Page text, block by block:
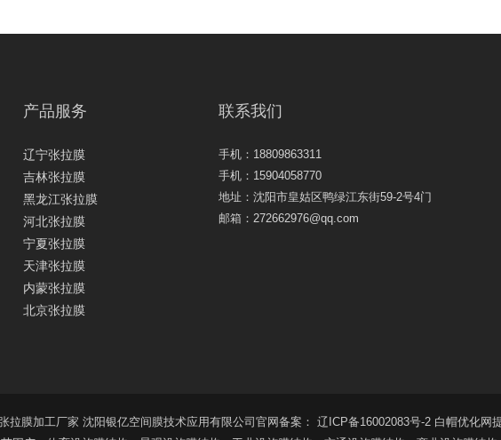
产品服务
辽宁张拉膜
吉林张拉膜
黑龙江张拉膜
河北张拉膜
宁夏张拉膜
天津张拉膜
内蒙张拉膜
北京张拉膜
联系我们
手机：18809863311
手机：15904058770
地址：沈阳市皇姑区鸭绿江东街59-2号4门
邮箱：272662976@qq.com
膜加工厂家 沈阳银亿空间膜技术应用有限公司官网备案： 辽ICP备16002083号-2 白帽优化网